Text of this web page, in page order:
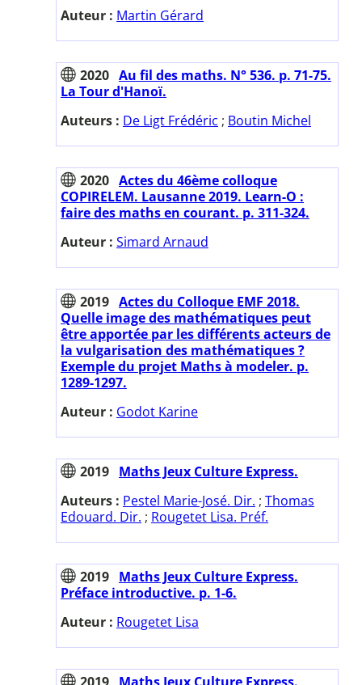
Auteur : Martin Gérard
2020 Au fil des maths. N° 536. p. 71-75.
La Tour d'Hanoï.
Auteurs : De Ligt Frédéric ; Boutin Michel
2020 Actes du 46ème colloque
COPIRELEM. Lausanne 2019. Learn-O :
faire des maths en courant. p. 311-324.
Auteur : Simard Arnaud
2019 Actes du Colloque EMF 2018.
Quelle image des mathématiques peut
être apportée par les différents acteurs de
la vulgarisation des mathématiques ?
Exemple du projet Maths à modeler. p.
1289-1297.
Auteur : Godot Karine
2019 Maths Jeux Culture Express.
Auteurs : Pestel Marie-José. Dir. ; Thomas
Edouard. Dir. ; Rougetet Lisa. Préf.
2019 Maths Jeux Culture Express.
Préface introductive. p. 1-6.
Auteur : Rougetet Lisa